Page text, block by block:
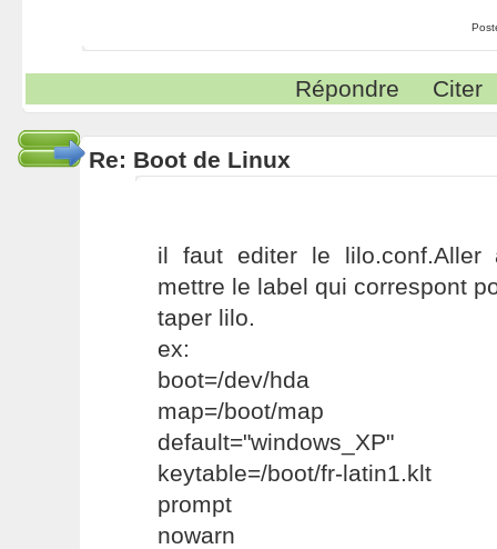
Répondre Citer
Re: Boot de Linux
il faut editer le
mettre le label qui correspont
taper lilo.
ex:
boot=/dev/hda
map=/boot/map
default="windows_XP"
keytable=/boot/fr-latin1.klt
prompt
nowarn